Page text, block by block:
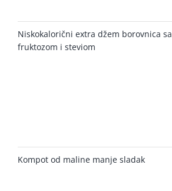
Niskokalorični extra džem borovnica sa
fruktozom i steviom
Kompot od maline manje sladak